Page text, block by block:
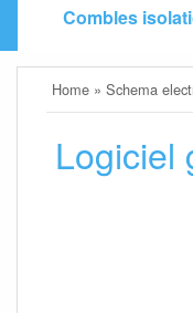
Combles
Home »Schema
Logiciel